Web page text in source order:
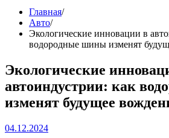
Главная
Авто
Экологические инновации в
водородные шины изменят
Экологические
автоиндустрии: как
изменят будущее
04.12.2024